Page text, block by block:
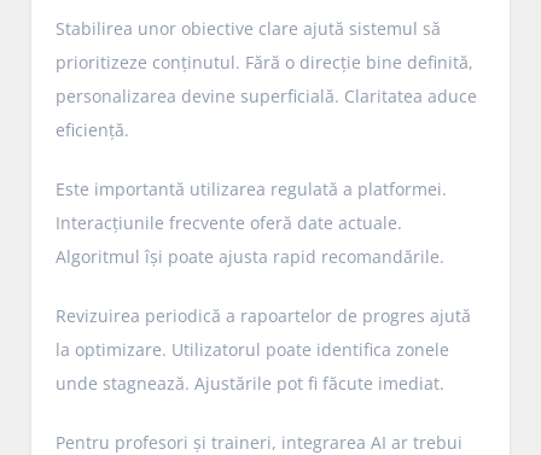
Stabilirea unor obiective clare ajută sistemul să
prioritizeze conținutul. Fără o direcție bine definită,
personalizarea devine superficială. Claritatea aduce
eficiență.
Este importantă utilizarea regulată a platformei.
Interacțiunile frecvente oferă date actuale.
Algoritmul își poate ajusta rapid recomandările.
Revizuirea periodică a rapoartelor de progres ajută
la optimizare. Utilizatorul poate identifica zonele
unde stagnează. Ajustările pot fi făcute imediat.
Pentru profesori și traineri, integrarea AI ar trebui